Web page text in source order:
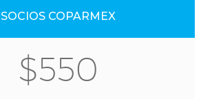
SOCIOS COPARMEX
$550